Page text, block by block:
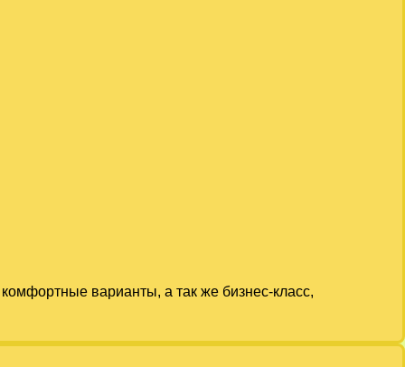
варианты, а так же бизнес-класс,